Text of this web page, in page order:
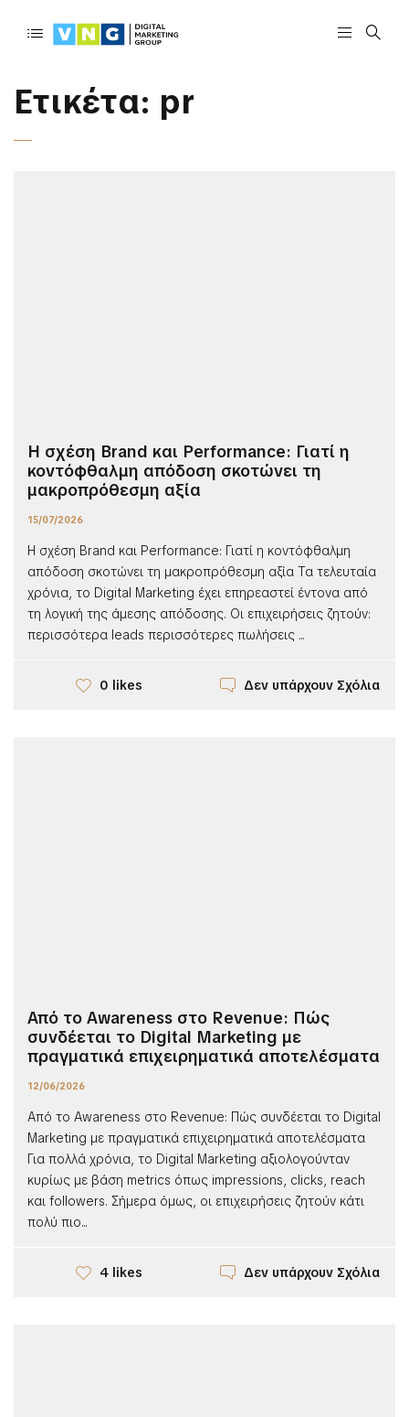
Ετικέτα: pr
Η σχέση Brand και Performance: Γιατί η
κοντόφθαλμη απόδοση σκοτώνει τη
μακροπρόθεσμη αξία
15/07/2026
Η σχέση Brand και Performance: Γιατί η κοντόφθαλμη
απόδοση σκοτώνει τη μακροπρόθεσμη αξία Τα τελευταία
χρόνια, το Digital Marketing έχει επηρεαστεί έντονα από
τη λογική της άμεσης απόδοσης. Οι επιχειρήσεις ζητούν:
περισσότερα leads περισσότερες πωλήσεις ...
0 likes Δεν υπάρχουν Σχόλια
Από το Awareness στο Revenue: Πώς
συνδέεται το Digital Marketing με
πραγματικά επιχειρηματικά αποτελέσματα
12/06/2026
Από το Awareness στο Revenue: Πώς συνδέεται το Digital
Marketing με πραγματικά επιχειρηματικά αποτελέσματα
Για πολλά χρόνια, το Digital Marketing αξιολογούνταν
κυρίως με βάση metrics όπως impressions, clicks, reach
και followers. Σήμερα όμως, οι επιχειρήσεις ζητούν κάτι
πολύ πιο...
4 likes Δεν υπάρχουν Σχόλια